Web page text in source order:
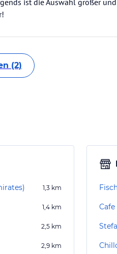
ist die Auswahl größer
(2)
1,3 km
1,4 km
2,5 km
2,9 km